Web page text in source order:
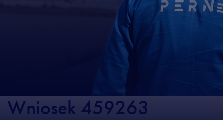
Wniosek 459263